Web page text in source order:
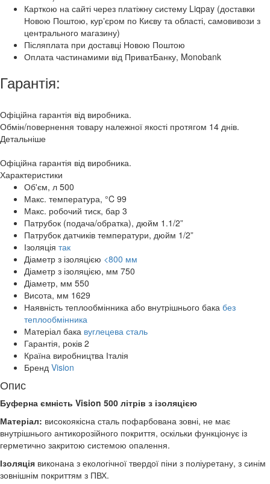
Карткою на сайті через платіжну систему Liqpay (доставки
Новою Поштою, курʼєром по Києву та області, самовивози з
центрального магазину)
Післяплата при доставці Новою Поштою
Оплата частинамими від ПриватБанку, Monobank
Гарантія:
Офіційна гарантія від виробника.
Обмін/повернення товару належної якості протягом 14 днів.
Детальніше
Офіційна гарантія від виробника.
Характеристики
Об'єм, л 500
Макс. температура, °C 99
Макс. робочий тиск, бар 3
Патрубок (подача/обратка), дюйм 1.1/2”
Патрубок датчиків температури, дюйм 1/2”
Ізоляція так
Діаметр з ізоляцією <800 мм
Діаметр з ізоляцією, мм 750
Діаметр, мм 550
Висота, мм 1629
Наявність теплообмінника або внутрішнього бака без
теплообмінника
Матеріал бака вуглецева сталь
Гарантія, років 2
Країна виробництва Італія
Бренд Vision
Опис
Буферна ємність Vision 500 літрів з ізоляцією
Матеріал: високоякісна сталь пофарбована зовні, не має
внутрішнього антикорозійного покриття, оскільки функціонує із
герметично закритою системою опалення.
Ізоляція виконана з екологічної твердої піни з поліуретану, з синім
зовнішнім покриттям з ПВХ.